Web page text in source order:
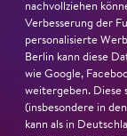
Besetzung
Sa 26.
nachvollziehen
Verbesserung der
personalisierte
Berlin kann diese
wie Google,
weitergeben. Diese
(insbesondere in
kann als in